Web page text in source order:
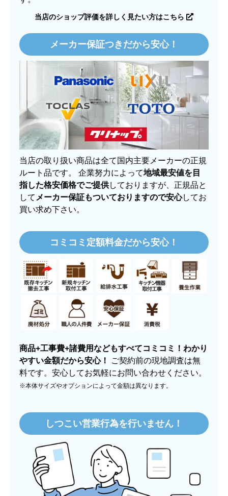
当店は大手価格比較サイト「価格.com」に出店14
安定した運営と積み重ねた実績で、お客様からのシ
満足度 97%と高評価を維持しておりま
す。
当店のショップ評価を詳しく見たい方はこちら
メーカー保証つきだから安心！
当店の取り扱い商品は全て国内主要メーカーの正規
ルート品です。 企業努力によって地域最安値を目
指した格安価格でご提供しておりますが、正規品と
してメーカー保証もついておりますので安心
買い求め下さい。
コミコミ定額料金だから安心！
商品+工事費+諸費用などもすべてコミコミ！わかり
やすい金額だから安心！ ご契約前の現地調査は無
料です。安心してお気軽にお問い合わせください。
※本体サイズやオプションによって金額は異なります。